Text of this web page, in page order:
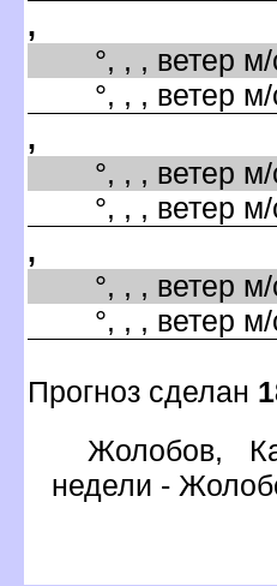
,
°, , , ветер м/
°, , , ветер м/
,
°, , , ветер м/
°, , , ветер м/
,
°, , , ветер м/
°, , , ветер м/
Прогноз сделан
Жолобов,
недели -